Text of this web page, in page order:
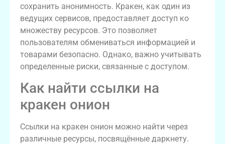
сохранить анонимность. Кракен, как один из
ведущих сервисов, предоставляет доступ ко
множеству ресурсов. Это позволяет
пользователям обмениваться информацией и
товарами безопасно. Однако, важно учитывать
определенные риски, связанные с доступом.
Как найти ссылки на
кракен онион
Ссылки на кракен онион можно найти через
различные ресурсы, посвящённые даркнету.